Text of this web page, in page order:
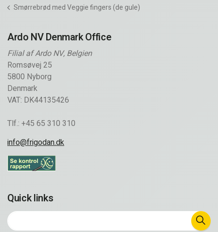
Smørrebrød med Veggie fingers (de gule)
Ardo NV Denmark Office
Filial af Ardo NV, Belgien
Romsøvej 25
5800 Nyborg
Denmark
VAT: DK44135426
Tlf.: +45 65 310 310
info@frigodan.dk
Quick links